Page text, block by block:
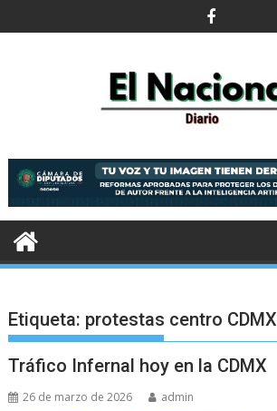
al
Etiqueta: protestas centro CDMX
Tráfico Infernal hoy en la CDMX
26 de marzo de 2026 admin